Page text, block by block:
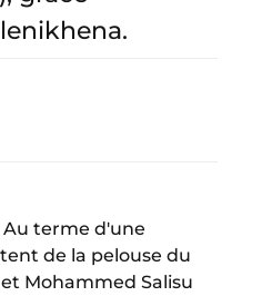
Au terme d'une
de la pelouse du
Mohammed Salisu